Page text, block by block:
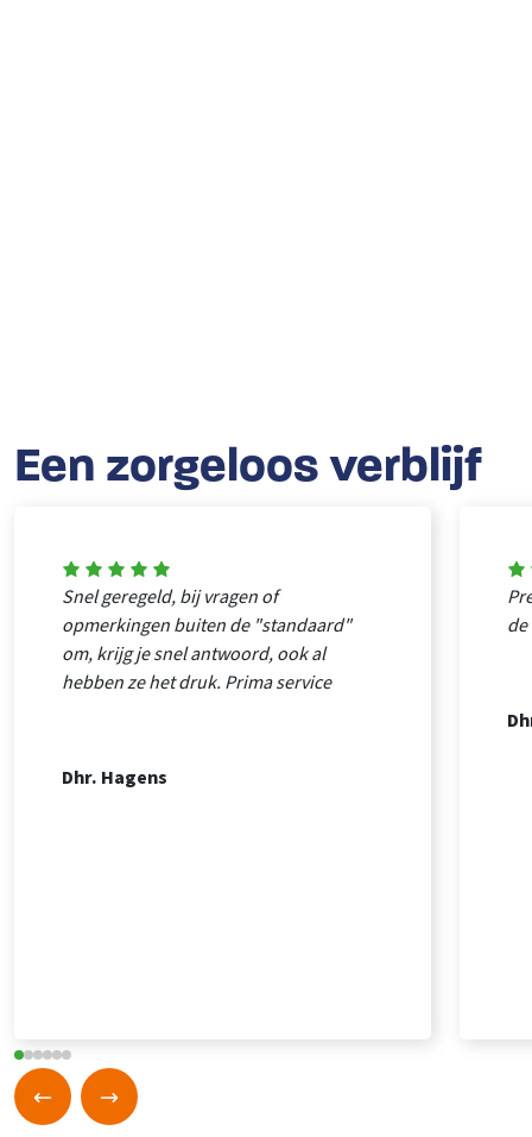
Een zorgeloos verblijf
Snel geregeld, bij vragen of
opmerkingen buiten de "standaard"
om, krijg je snel antwoord, ook al
hebben ze het druk. Prima service
Dhr. Hagens
Previous slide
Next slide